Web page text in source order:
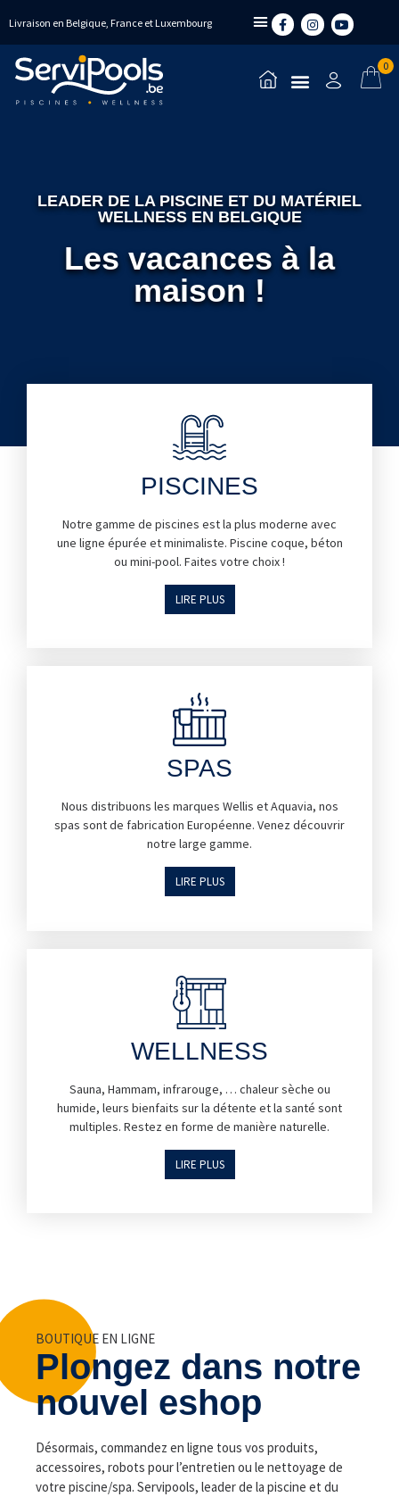
Livraison en Belgique, France et Luxembourg
0
LEADER DE LA PISCINE ET DU MATÉRIEL
WELLNESS EN BELGIQUE
Les vacances à la
maison !
PISCINES
Notre gamme de piscines est la plus moderne avec
une ligne épurée et minimaliste. Piscine coque, béton
ou mini-pool. Faites votre choix !
LIRE PLUS
SPAS
Nous distribuons les marques Wellis et Aquavia, nos
spas sont de fabrication Européenne. Venez découvrir
notre large gamme.
LIRE PLUS
WELLNESS
Sauna, Hammam, infrarouge, … chaleur sèche ou
humide, leurs bienfaits sur la détente et la santé sont
multiples. Restez en forme de manière naturelle.
LIRE PLUS
BOUTIQUE EN LIGNE
Plongez dans notre
nouvel eshop
Désormais, commandez en ligne tous vos produits,
accessoires, robots pour l’entretien ou le nettoyage de
votre piscine/spa. Servipools, leader de la piscine et du